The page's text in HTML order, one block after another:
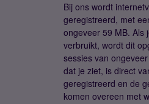
Bij ons wordt
geregistreerd, met
ongeveer 59 MB. Als
verbruikt, wordt dit
sessies van
dat je ziet, is direct
geregistreerd en de
komen overeen met